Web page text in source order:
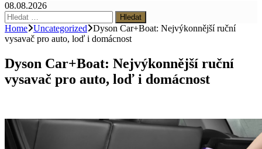
08.08.2026
Vyhledávání
Home Uncategorized
Dyson Car+Boat: Nejvýkonnější ruční
vysavač pro auto, loď i domácnost
Dyson Car+Boat: Nejvýkonnější ruční
vysavač pro auto, loď i domácnost